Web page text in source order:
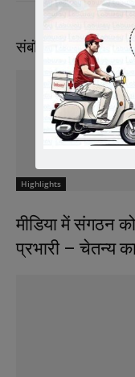
संबंधित लेखलेखक से
Highlights
मीडिया में संगठन
प्रभारी – चेतन्य